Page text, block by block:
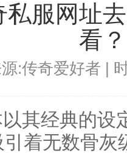
私服网址
看？
:传奇爱好者 |
其经典的设
着无数骨灰